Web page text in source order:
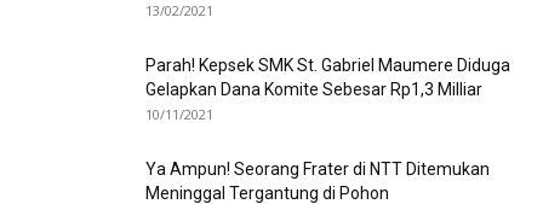
13/02/2021
Parah! Kepsek SMK St. Gabriel Maumere Diduga
Gelapkan Dana Komite Sebesar Rp1,3 Milliar
10/11/2021
Ya Ampun! Seorang Frater di NTT Ditemukan
Meninggal Tergantung di Pohon